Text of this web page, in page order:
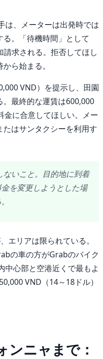
は、メーターは出発時では
。「待機時間」として
求される。拒否してほし
ら始まる。
VND）を提示し、田園
最終的な運賃は600,000
金に合意してほしい。メー
はサンタクシーを利用す
ないこと。目的地に到着
を変更しようとした場
エリアは限られている。
の車の方がGrabのバイク
中心部と空港近くで最もよ
VND（14～18ドル）
ンニャまで：